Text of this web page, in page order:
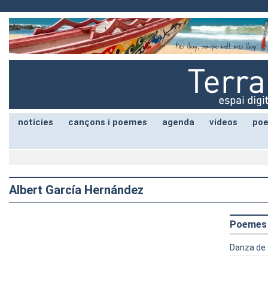
notícies cançons i poemes agenda vídeos
Albert García Hernández
Poemes
Danza